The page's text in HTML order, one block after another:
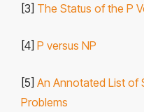
[3] The Status of the P
[4] P versus NP
[5] An Annotated List of
Problems